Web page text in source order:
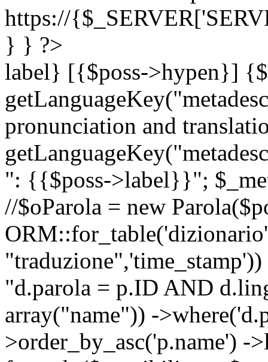
https://
} } ?>
label} [{$poss->hypen}]
pronunciation and
": {{$poss->label}}";
//$oParola = new
"d.parola = p.ID AND
array("name")) -
>order_by_asc('p.name')